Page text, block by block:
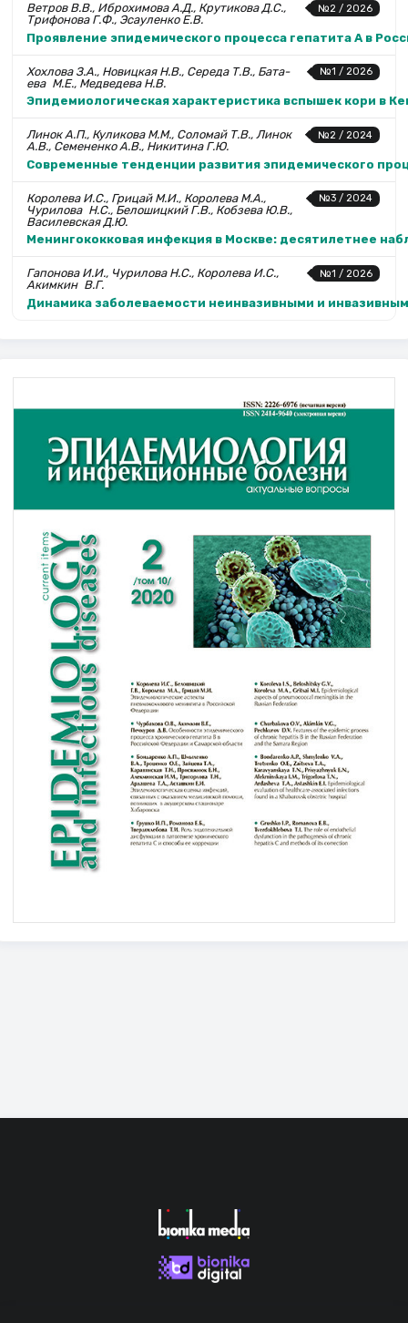
№2 / 2026
Ветров В.В., Иброхимова А.Д., Крутикова Д.С.,
Трифонова Г.Ф., Эсауленко Е.В.
Проявление эпидемического процесса гепатита А в
№1 / 2026
Хохлова З.А., Новицкая Н.В., Середа Т.В., Бата­
ева М.Е., Медведева Н.В.
Эпидемиологическая характеристика вспышек кори в
№2 / 2024
Линок А.П., Куликова М.М., Соломай Т.В., Линок
А.В., Семененко А.В., Никитина Г.Ю.
Современные тенденции развития эпидемического
№3 / 2024
Королева И.С., Грицай М.И., Королева М.А.,
Чурилова Н.С., Белошицкий Г.В., Кобзева Ю.В.,
Василевская Д.Ю.
Менингококковая инфекция в Москве: десятилетнее
№1 / 2026
Гапонова И.И., Чурилова Н.С., Королева И.С.,
Аким­кин В.Г.
Динамика заболеваемости неинвазивными и